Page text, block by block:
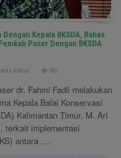
Kepala BKSDA, Bahas
Paser Dengan BKSDA
Kaltim 963
dr. Fahmi Fadli melakukan
Kepala Balai Konservasi
Kalimantan Timur, M. Ari
terkait implementasi
antara ....